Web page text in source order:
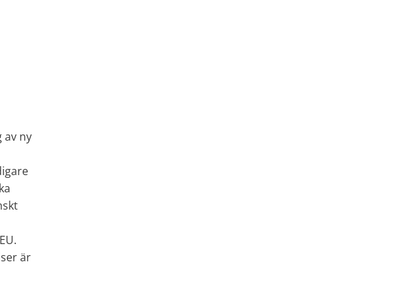
av ny
är